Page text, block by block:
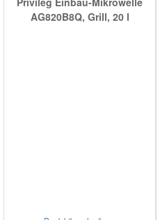
AG820B8Q, Grill, 20 l